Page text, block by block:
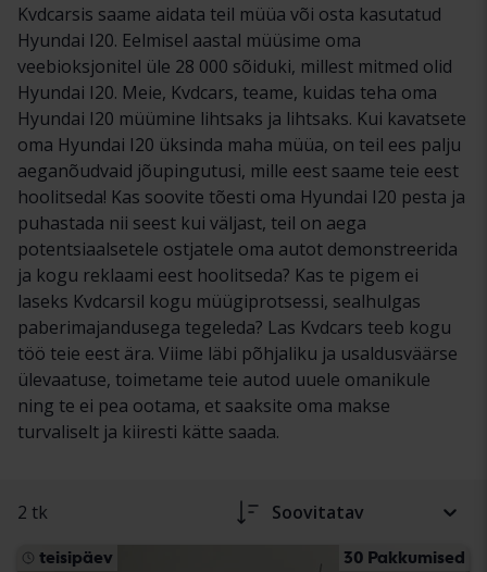
Kvdcarsis saame aidata teil müüa või osta kasutatud
Hyundai I20. Eelmisel aastal müüsime oma
veebioksjonitel üle 28 000 sõiduki, millest mitmed olid
Hyundai I20. Meie, Kvdcars, teame, kuidas teha oma
Hyundai I20 müümine lihtsaks ja lihtsaks. Kui kavatsete
oma Hyundai I20 üksinda maha müüa, on teil ees palju
aeganõudvaid jõupingutusi, mille eest saame teie eest
hoolitseda! Kas soovite tõesti oma Hyundai I20 pesta ja
puhastada nii seest kui väljast, teil on aega
potentsiaalsetele ostjatele oma autot demonstreerida
ja kogu reklaami eest hoolitseda? Kas te pigem ei
laseks Kvdcarsil kogu müügiprotsessi, sealhulgas
paberimajandusega tegeleda? Las Kvdcars teeb kogu
töö teie eest ära. Viime läbi põhjaliku ja usaldusväärse
ülevaatuse, toimetame teie autod uuele omanikule
ning te ei pea ootama, et saaksite oma makse
turvaliselt ja kiiresti kätte saada.
2 tk Soovitatav
teisipäev 30 Pakkumised